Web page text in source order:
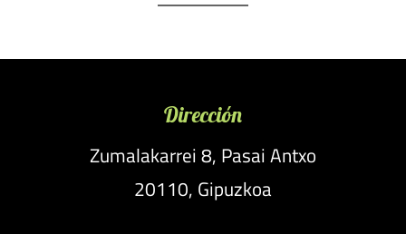
Dirección
Zumalakarrei 8, Pasai Antxo
20110, Gipuzkoa